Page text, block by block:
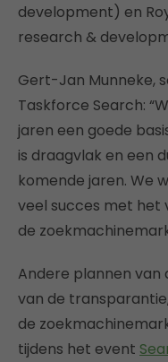
development) en
research &
Gert-Jan Munneke,
Taskforce Search:
jaren een goede
is draagvlak en een
komende jaren. We
veel succes met het
de
Andere plannen
van de
de
tijdens het event